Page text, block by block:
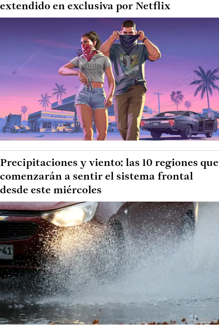
extendido en exclusiva por Netflix
Precipitaciones y viento: las 10 regiones que
comenzarán a sentir el sistema frontal
desde este miércoles